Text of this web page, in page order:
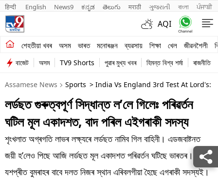
हिन्दी English News9 ಕನ್ನಡ తెలుగు मराठी ગુજરાતી বাংলা ਪੰਜਾਬੀ
AQI
শেহতীয়া খবৰ অসম ভাৰত মনোৰঞ্জন ব্যৱসায় শিক্ষা খেল জীৱনশৈলী
শেহতীয়া খবৰ
অসম
ভাৰত
মনোৰঞ্জন
শিক্ষা
খেল
বাজেট অসম TV9 Shorts পুৱাৰ মুখ্য খবৰ হিমন্ত বিশ্ব শৰ্মা ৰাজনীতি
Assamese News Sports > India Vs England 3rd Test At Lord's:
লৰ্ডছত গুৰুত্বপূৰ্ণ সিদ্ধান্ত ল’লে গিলেঃ পৰিৱৰ্তন
ঘটিল মূল একাদশত, বাদ পৰিল এইগৰাকী সদস্য
শৃংখলাত অগ্ৰগতি লাভৰ লক্ষ্যৰে লৰ্ডছত নামিব গিল বাহিনী। এডজবাষ্টনত
জয়ী হ’লেও পিছে আজি লৰ্ডছত মূল একাদশত পৰিৱৰ্তন ঘটিছে ভাৰতৰ।
যশপ্ৰীত বুমৰাহৰ বাবে দলত নিজৰ স্থান এৰিবলগীয়া হৈছে এগৰাকী সদস্যই।